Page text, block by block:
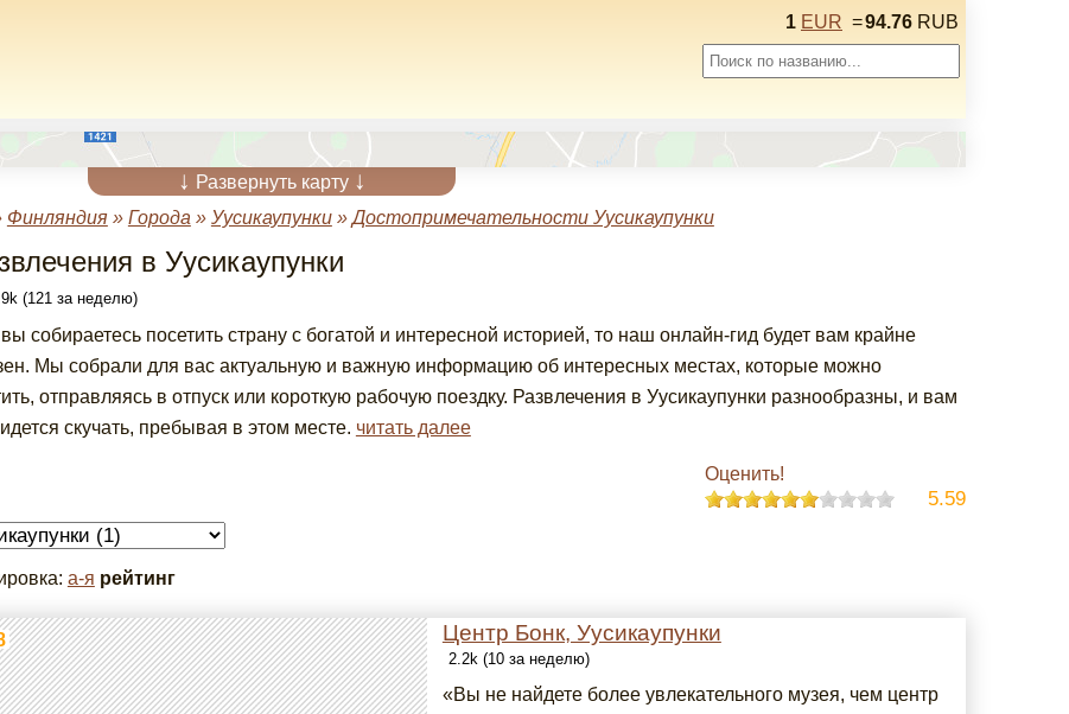
1 EUR =94.76 RUB
↓ Развернуть карту ↓
Финляндия» Города » Уусикаупунки»Достопримечательности Уусикаупунки
в Уусикаупунки
(121 за неделю)
собираетесь посетить страну с богатой и интересной историей, то наш онлайн-гид будет вам крайне
Мы собрали для вас актуальную и важную информацию об интересных местах, которые можно
отправляясь в отпуск или короткую рабочую поездку. Развлечения в Уусикаупунки разнообразны, и вам
скучать, пребывая в этом месте. читать далее
Оценить!
5.59
а-я рейтинг
Центр Бонк, Уусикаупунки
2.2k (10 за неделю)
«Вы не найдете более увлекательного музея, чем центр